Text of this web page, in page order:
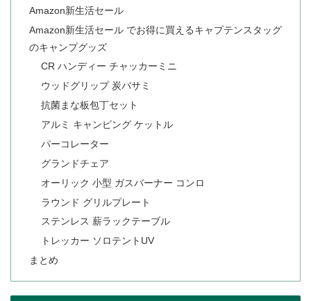
Amazon新生活セール
Amazon新生活セール でお得に買えるキャプテンスタッグ
のキャンプグッズ
CR ハンディー チャッカーミニ
ウッドグリップ 炭バサミ
抗菌まな板包丁セット
アルミ キャンピング ケットル
パーコレーター
グランドチェア
オーリック 小型 ガスバーナー コンロ
ラウンド グリルプレート
ステンレス 薪ラックテーブル
トレッカー ソロテントUV
まとめ